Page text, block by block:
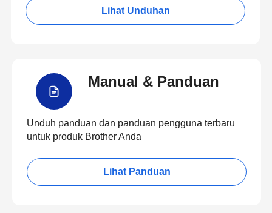
Lihat Unduhan
Manual & Panduan
Unduh panduan dan panduan pengguna terbaru
untuk produk Brother Anda
Lihat Panduan